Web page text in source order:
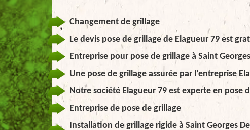
Changement de grillage
Le devis pose de grillage de Elagueur 79 est
Entreprise pour pose de grillage à Saint
Une pose de grillage assurée par l’entreprise
Notre société Elagueur 79 est experte en pose
Entreprise de pose de grillage
Installation de grillage rigide à Saint Georges